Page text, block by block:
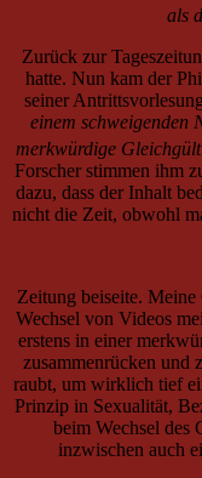
als
Zurück zur
hatte. Nun kam der
seiner
einem schweigenden
merkwürdige
Forscher stimmen ihm
dazu, dass der Inhalt
nicht die Zeit, obwohl
Zeitung beiseite. Meine
Wechsel von Videos
erstens in einer
zusammenrücken und
raubt, um wirklich tief
Prinzip in Sexualität,
beim Wechsel des
inzwischen auch